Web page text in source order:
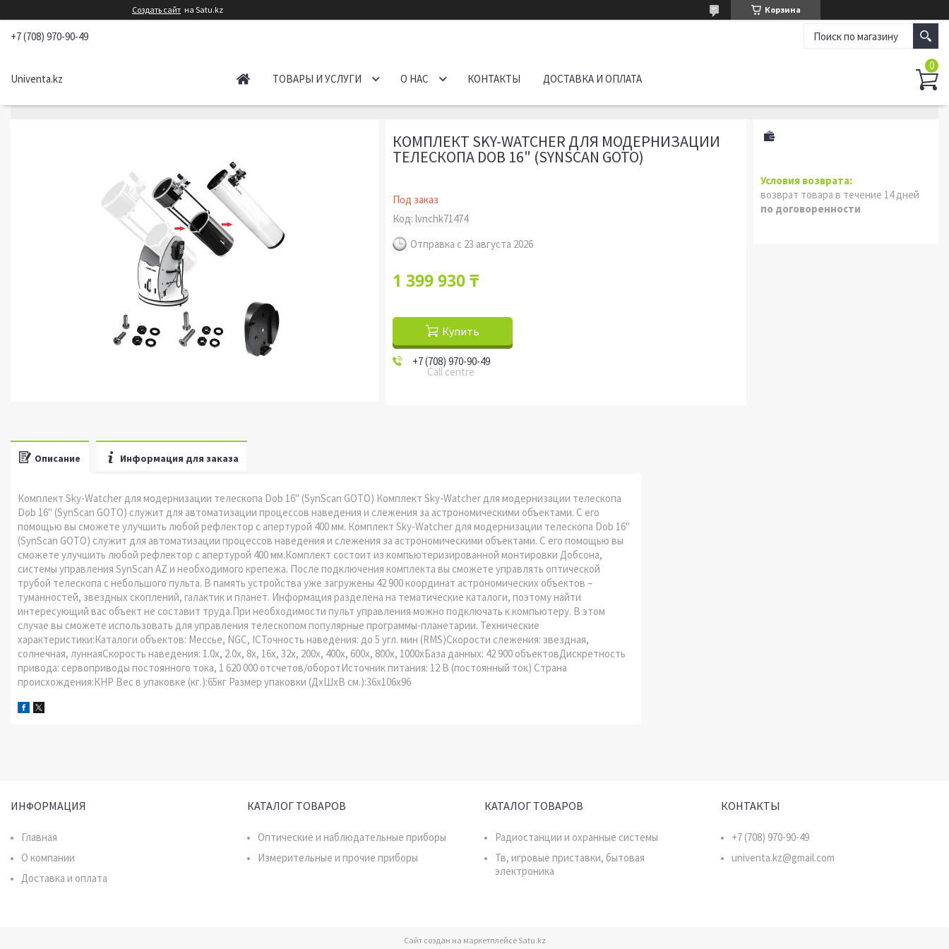
Создать сайт на Satu.kz Корзина
+7 (708) 970-90-49
Univenta.kz ТОВАРЫ И УСЛУГИ О НАС КОНТАКТЫ ДОСТАВКА И ОПЛАТА
КОМПЛЕКТ SKY-WATCHER ДЛЯ МОДЕРНИЗАЦИИ
ТЕЛЕСКОПА DOB 16" (SYNSCAN GOTO)
Под заказ
Код:lvnchk71474
Отправка с 23 августа 2026
1 399 930 ₸
Купить
+7 (708) 970-90-49
Call centre
возврат товара в течение 14 дней
по договоренности
Описание Информация для заказа
Комплект Sky-Watcher для модернизации телескопа Dob 16" (SynScan GOTO) Комплект Sky-Watcher для модернизации телескопа
Dob 16" (SynScan GOTO) служит для автоматизации процессов наведения и слежения за астрономическими объектами. С его
помощью вы сможете улучшить любой рефлектор с апертурой 400 мм. Комплект Sky-Watcher для модернизации телескопа Dob 16"
(SynScan GOTO) служит для автоматизации процессов наведения и слежения за астрономическими объектами. С его помощью вы
сможете улучшить любой рефлектор с апертурой 400 мм.Комплект состоит из компьютеризированной монтировки Добсона,
системы управления SynScan AZ и необходимого крепежа. После подключения комплекта вы сможете управлять оптической
трубой телескопа с небольшого пульта. В память устройства уже загружены 42 900 координат астрономических объектов –
туманностей, звездных скоплений, галактик и планет. Информация разделена на тематические каталоги, поэтому найти
интересующий вас объект не составит труда.При необходимости пульт управления можно подключать к компьютеру. В этом
случае вы сможете использовать для управления телескопом популярные программы-планетарии. Технические
характеристики:Каталоги объектов: Мессье, NGC, ICТочность наведения: до 5 угл. мин (RMS)Скорости слежения: звездная,
солнечная, луннаяСкорость наведения: 1.0х, 2.0х, 8х, 16х, 32х, 200х, 400х, 600х, 800х, 1000хБаза данных: 42 900 объектовДискретность
привода: сервоприводы постоянного тока, 1 620 000 отсчетов/оборотИсточник питания: 12 В (постоянный ток) Страна
происхождения:КНР Вес в упаковке (кг.):65кг Размер упаковки (ДхШхВ см.):36x106x96
ИНФОРМАЦИЯ
Главная
О компании
Доставка и оплата
КАТАЛОГ ТОВАРОВ
Оптические и наблюдательные приборы
Измерительные и прочие приборы
КАТАЛОГ ТОВАРОВ
Радиостанции и охранные системы
Тв, игровые приставки, бытовая
электроника
КОНТАКТЫ
+7 (708) 970-90-49
univenta.kz@gmail.com
Сайт создан на маркетплейсе Satu.kz